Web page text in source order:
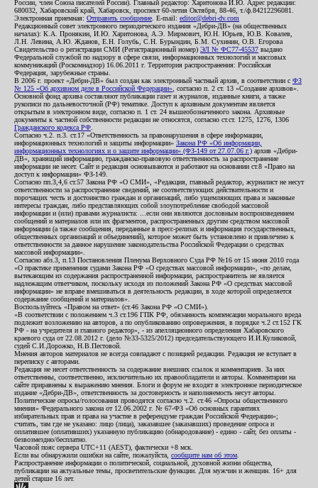
России, член Союза писателей России). Главный редактор: Харитонова И.Ю. Адрес редакции:
680032, Хабаровский край, Хабаровск, проспект 60-летия Октября, 88-46, т./ф.84212296081.
Электронная приемная: Отправить сообщение . E-mail: editor@debri-dv.com
Редакционный совет электронного периодического издания «Дебри-ДВ» (на общественных
началах): К.А. Пронякин, И.Ю. Харитонова, А.Э. Мирмович, Ю.Н. Юрьев, Ю.В. Ковалев,
Л.Н. Левина, А.Ю. Жданов, Е.Н. Голубь, С.Н. Бурындин, Б.М. Сухинин, О.В. Егорова
Свидетельство о регистрации СМИ (Регистрационный номер) ЭЛ № ФС77-45537 выдано
Федеральной службой по надзору в сфере связи, информационных технологий и массовых
коммуникаций (Роскомнадзор) 16.06.2011 г. Территория распространения: Российская
Федерация, зарубежные страны.
В 2006 г. проект «Дебри-ДВ» был создан как электронный частный архив, в соответствии с ФЗ
№ 125 «Об архивном деле в Российской Федерации» , согласно п. 2 ст. 13 «Создание архивов».
Основной фонд архива составляют публикации газет и журналов, изданные книги, а также
рукописи по дальневосточной (РФ) тематике. Доступ к архивным документам является
открытым в электронном виде, согласно п. 1 ст. 24 вышеобозначенного закона. Архивные
документы к частной собственности редакции не относятся, согласно ст.ст. 1275, 1276, 1306
Гражданского кодекса РФ
Согласно ч.2. п.3. ст.17 «Ответственность за правонарушения в сфере информации,
информационных технологий и защиты информации» Закона РФ «Об информации,
информационных технологиях и о защите информации» (ФЗ-149 от 27.07.06 г.) архив «Дебри-
ДВ», хранящий информацию, гражданско-правовую ответственность за распространение
информации не несет. Сайт и редакция основываются и работают на основании ст.8 «Право на
доступ к информации» ФЗ-149.
Согласно пп.3,4,6 ст.57 Закона РФ «О СМИ», «Редакция, главный редактор, журналист не несут
ответственности за распространение сведений, не соответствующих действительности и
порочащих честь и достоинство граждан и организаций, либо ущемляющих права и законные
интересы граждан, либо представляющих собой злоупотребление свободой массовой
информации и (или) правами журналиста: ...если они являются дословным воспроизведением
сообщений и материалов или их фрагментов, распространенных другим средством массовой
информации (а также сообщения, переданные в пресс-релизах и информация государственных,
общественных организаций и объединений), которое может быть установлено и привлечено к
ответственности за данное нарушение законодательства Российской Федерации о средствах
массовой информации».
Согласно абз.3, п.13 Постановления Пленума Верховного Суда РФ №16 от 15 июня 2010 года
«О практике применения судами Закона РФ «О средствах массовой информации», «по делам,
вытекающим из содержания распространенной информации, распространитель не является
надлежащим ответчиком, поскольку исходя из положений Закона РФ «О средствах массовой
информации» не вправе вмешиваться в деятельность редакции, в ходе которой определяется
содержание сообщений и материалов».
Воспользуйтесь «Правом на ответ» (ст.46 Закона РФ «О СМИ»).
«В соответствии с положением ч.3 ст.196 ГПК РФ, обязанность компенсации морального вреда
подлежит возложению на авторов, а по опубликованию опровержения, в порядке ч.2 ст.152 ГК
РФ - на учредителя и главного редактор», - из апелляционного определения Хабаровского
краевого суда от 22.08.2012 г. (дело №33-5325/2012) председательствующего И.И.Куликовой,
судей С.И.Дорожко, Н.В.Пестовой.
Мнения авторов материалов не всегда совпадают с позицией редакции. Редакция не вступает в
переписку с авторами.
Редакция не несет ответственность за содержание внешних ссылок и комментариев. За них
ответственны, соответственно, исключительно их правообладатели и авторы. Комментарии на
сайте приравнены к выражению мнения. Блоги и форум не входят в электронное периодическое
издание «Дебри-ДВ», ответственность за достоверность и наполняемость несут авторы.
Политические опросы/голосования проводятся согласно ч.2. ст.46 «Опросы общественного
мнения» Федерального закона от 12.06.2002 г. № 67-ФЗ «Об основных гарантиях
избирательных прав и права на участие в референдуме граждан Российской Федерации»;
считать, там где не указано: лицо (лица), заказавшее (заказавших) проведение опроса и
оплатившее (оплативших) указанную публикацию (обнародование) - едино - сайт, без оплаты -
безвозмездно/бесплатно.
Часовой пояс сервера UTC+11 (AEST), фактически +8 мск.
Если вы обнаружили ошибки на сайте, пожалуйста, сообщите нам об этом
Распространение информации о политической, социальной, духовной жизни общества,
публикации на актуальные темы, просветительские функции. Для мужчин и женщин. 16+ для
детей старше 16 лет.